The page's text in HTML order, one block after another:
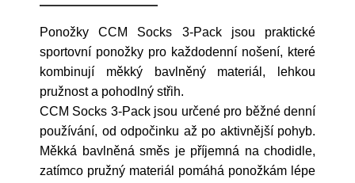
Ponožky CCM Socks 3-Pack jsou praktické
sportovní ponožky pro každodenní nošení, které
kombinují měkký bavlněný materiál, lehkou
pružnost a pohodlný střih.
CCM Socks 3-Pack jsou určené pro běžné denní
používání, od odpočinku až po aktivnější pohyb.
Měkká bavlněná směs je příjemná na chodidle,
zatímco pružný materiál pomáhá ponožkám lépe